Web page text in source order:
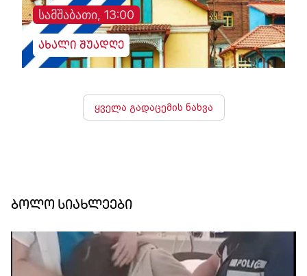
სამშაბათი, 13:00
ახალი შუადღე
ყველა გადაცემის ნახვა
ბოლო სიახლეები